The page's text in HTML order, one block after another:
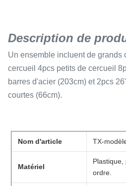
Description de
Un ensemble incluent de grands
cercueil 4pcs petits de cercueil
barres d'acier (203cm) et 2pcs
courtes (66cm).
Nom d'article TX-
Matériel
Plastique,
ordre.